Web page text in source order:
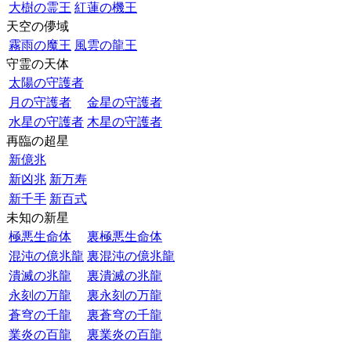
大樹の霊王 紅蓮の機王
天空の儚域
霧雨の魔王 風雲の龍王
守霊の天体
太陽の守護者
月の守護者
金星の守護者
水星の守護者 木星の守護者
再臨の超星
新億兆
新凶兆 新万寿
新千手 新百式
未知の新星
極悪生命体
裏極悪生命体
混沌の億兆龍 裏混沌の億兆龍
潰滅の兆龍
裏潰滅の兆龍
永刻の万龍
裏永刻の万龍
蒼穹の千龍
裏蒼穹の千龍
業炎の百龍
裏業炎の百龍